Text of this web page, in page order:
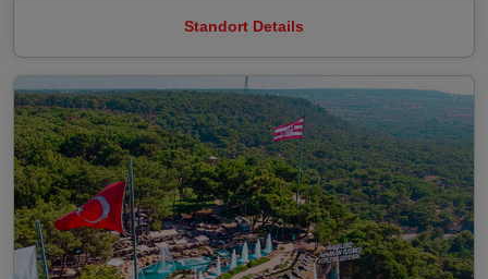
Standort Details